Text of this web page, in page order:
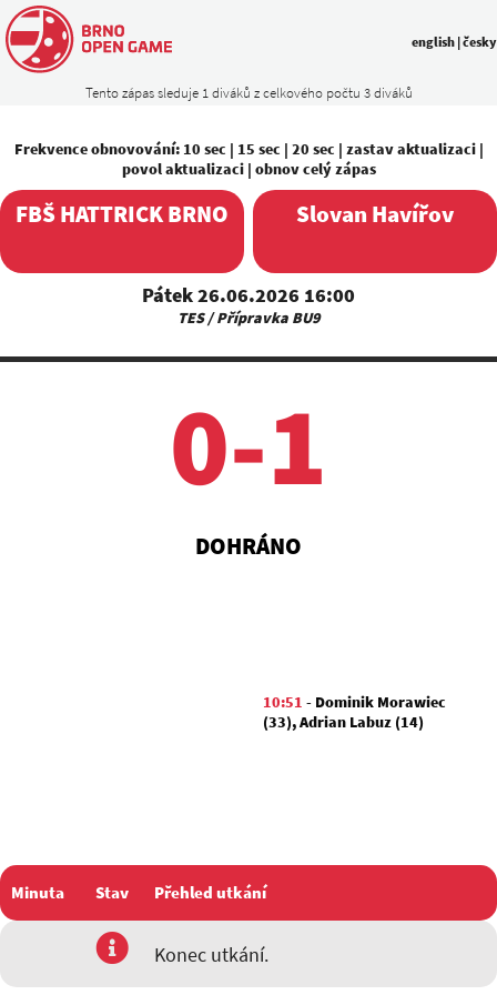
Tento zápas sleduje 1 diváků z celkového počtu 3 diváků
english |česky
Frekvence obnovování: 10 sec | 15 sec | 20 sec | zastav aktualizaci|
povol aktualizaci| obnov celý zápas
FBŠ HATTRICK BRNO
Pátek 26.06.2026 16:00
TES / Přípravka BU9
Slovan Havířov
0-1
DOHRÁNO
10:51 - Dominik Morawiec
(33),Adrian Labuz (14)
Minuta Stav Přehled utkání
Konec utkání.